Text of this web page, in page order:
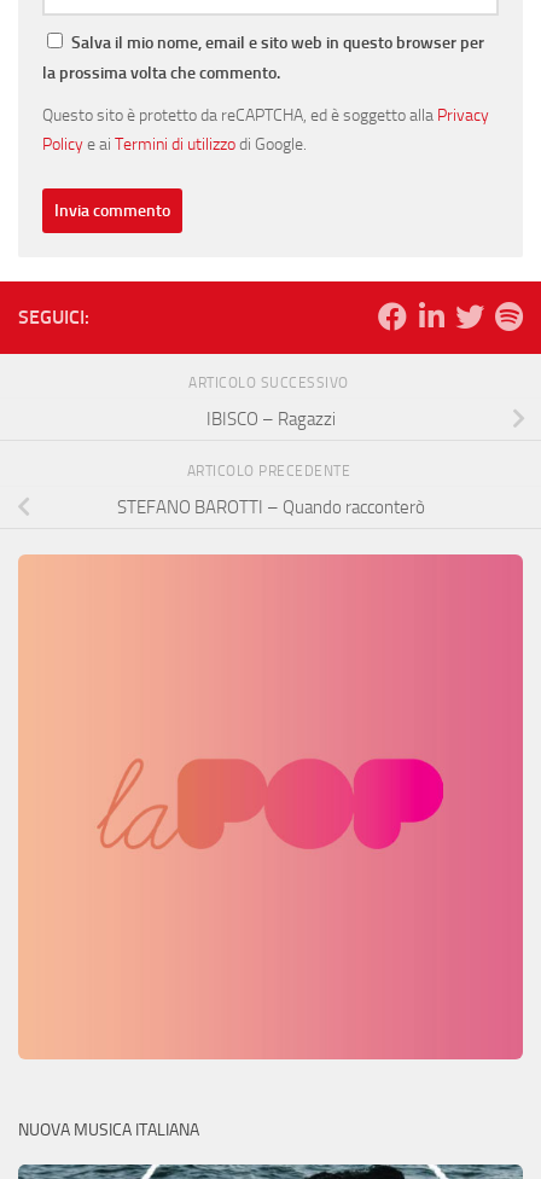
Salva il mio nome, email e sito web in questo browser per
la prossima volta che commento.
Questo sito è protetto da reCAPTCHA, ed è soggetto alla Privacy
Policye ai Termini di utilizzodi Google.
SEGUICI:
ARTICOLO SUCCESSIVO
IBISCO – Ragazzi
ARTICOLO PRECEDENTE
STEFANO BAROTTI – Quando racconterò
NUOVA MUSICA ITALIANA